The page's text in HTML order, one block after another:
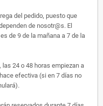
del pedido, puesto que
de nosotr@s. El
de 9 de la mañana a 7 de la
24 o 48 horas empiezan a
efectiva (si en 7 días no